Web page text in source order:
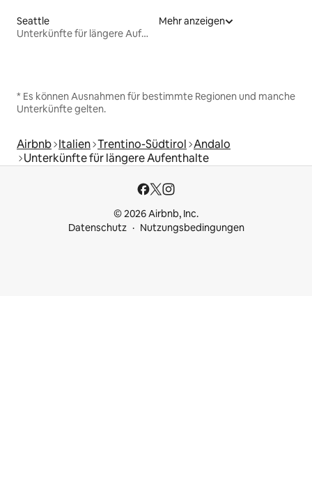
Seattle
Unterkünfte für längere Aufenthalte
Mehr anzeigen
* Es können Ausnahmen für bestimmte Regionen und manche
Unterkünfte gelten.
Airbnb Italien Trentino-Südtirol Andalo
Unterkünfte für längere Aufenthalte
© 2026 Airbnb, Inc.
Datenschutz
Nutzungsbedingungen